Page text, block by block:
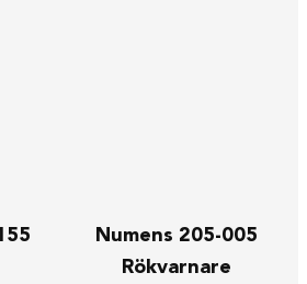
Numens 205-005
Rökvarnare